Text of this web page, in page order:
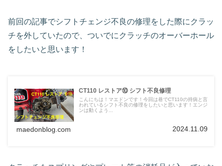
前回の記事でシフトチェンジ不良の修理をした際にクラッ
チを外していたので、ついでにクラッチのオーバーホール
をしたいと思います！
CT110 レストア⑩ シフト不良修理
こんにちは！マエドンです！今回は巷でCT110の持病と言
われているシフト不良の修理をしたいと思います！エンジ
ンは動くよう...
maedonblog.com 2024.11.09